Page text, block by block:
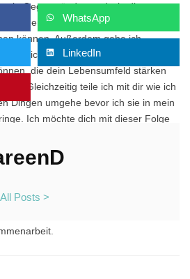
in Gegenständen und wie diese
einen Einfluss auf deinen
können. Außerdem gebe ich
herausfinden kannst wie sich
die dein Lebensumfeld stärken
Gleichzeitig teile ich mit dir wie ich
Dingen umgehe bevor ich sie in mein
Ich möchte dich mit dieser Folge
zu der Folge geben möchtest schreib
einfach-sein.de.
in den Zeitlos-Letter eintragen, um auf
WhatsApp
LinkedIn
Posts >